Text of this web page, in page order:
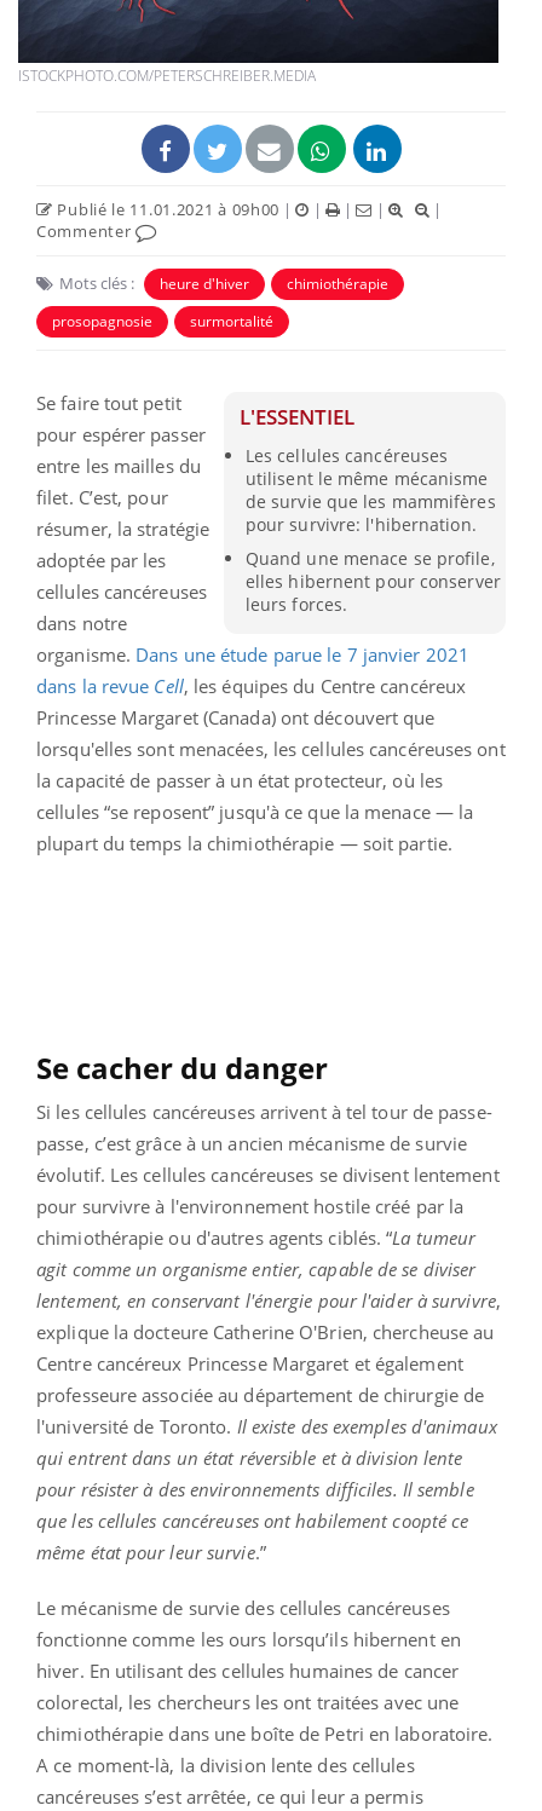
ISTOCKPHOTO.COM/PETERSCHREIBER.MEDIA
Publié le 11.01.2021 à 09h00 | | | |
|
Commenter
Mots clés : heure d'hiver
chimiothérapie
prosopagnosie
surmortalité
L'ESSENTIEL
Les cellules cancéreuses
utilisent le même mécanisme
de survie que les mammifères
pour survivre: l'hibernation.
Quand une menace se profile,
elles hibernent pour conserver
leurs forces.
Se faire tout petit
pour espérer passer
entre les mailles du
filet. C’est, pour
résumer, la stratégie
adoptée par les
cellules cancéreuses
dans notre
organisme. Dans une étude parue le 7 janvier 2021
dans la revue Cell, les équipes du Centre cancéreux
Princesse Margaret (Canada) ont découvert que
lorsqu'elles sont menacées, les cellules cancéreuses ont
la capacité de passer à un état protecteur, où les
cellules “se reposent” jusqu'à ce que la menace — la
plupart du temps la chimiothérapie — soit partie.
Se cacher du danger
Si les cellules cancéreuses arrivent à tel tour de passe-
passe, c’est grâce à un ancien mécanisme de survie
évolutif. Les cellules cancéreuses se divisent lentement
pour survivre à l'environnement hostile créé par la
chimiothérapie ou d'autres agents ciblés. “La tumeur
agit comme un organisme entier, capable de se diviser
lentement, en conservant l'énergie pour l'aider à survivre,
explique la docteure Catherine O'Brien, chercheuse au
Centre cancéreux Princesse Margaret et également
professeure associée au département de chirurgie de
l'université de Toronto. Il existe des exemples d'animaux
qui entrent dans un état réversible et à division lente
pour résister à des environnements difficiles. Il semble
que les cellules cancéreuses ont habilement coopté ce
même état pour leur survie.”
Le mécanisme de survie des cellules cancéreuses
fonctionne comme les ours lorsqu’ils hibernent en
hiver. En utilisant des cellules humaines de cancer
colorectal, les chercheurs les ont traitées avec une
chimiothérapie dans une boîte de Petri en laboratoire.
A ce moment-là, la division lente des cellules
cancéreuses s’est arrêtée, ce qui leur a permis